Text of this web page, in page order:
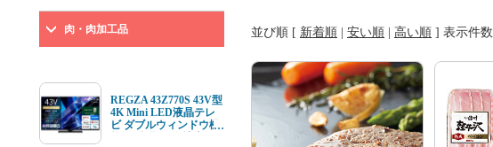
並び順 [ 新着順 安い順 高い順 ] 表示件数
肉・肉加工品
REGZA 43Z770S 43V型
4K Mini LED液晶テレ
ビ ダブルウィンドウ機